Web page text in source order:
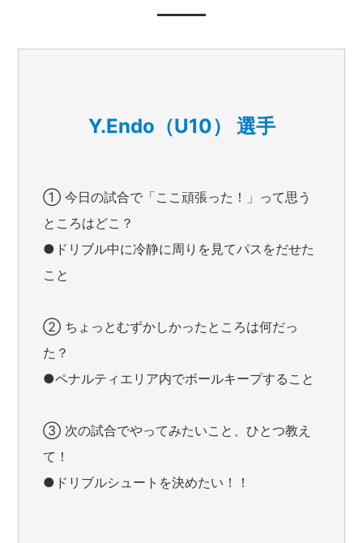
Y.Endo（U10） 選手
① 今日の試合で「ここ頑張った！」って思う
ところはどこ？
●ドリブル中に冷静に周りを見てパスをだせた
こと
② ちょっとむずかしかったところは何だっ
た？
●ペナルティエリア内でボールキープすること
③ 次の試合でやってみたいこと、ひとつ教え
て！
●ドリブルシュートを決めたい！！